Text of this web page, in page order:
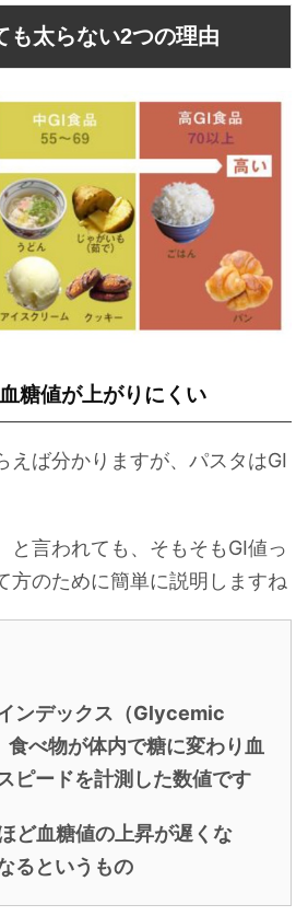
も太らない2つの理由
糖値が上がりにくい
えば分かりますが、パスタはGI
と言われても、そもそもGI値っ
方のために簡単に説明しますね
ンデックス（Glycemic
べ物が体内で糖に変わり血
ピードを計測した数値です
ど血糖値の上昇が遅くな
るというもの